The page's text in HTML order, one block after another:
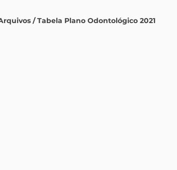
/ Tabela Plano Odontológico 2021